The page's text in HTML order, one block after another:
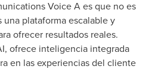
Voice A es que no es
una plataforma escalable y
ofrecer resultados reales.
ofrece inteligencia integrada
en las experiencias del cliente